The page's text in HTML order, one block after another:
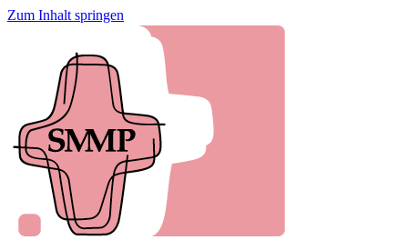
Zum Inhalt springen